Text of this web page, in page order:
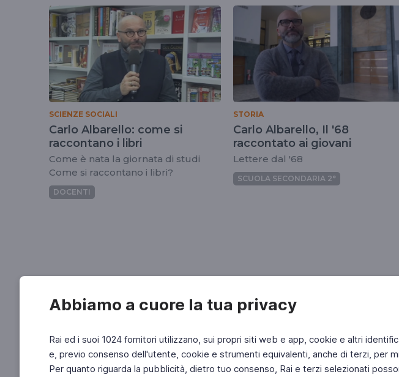
Abbiamo a cuore la tua privacy
Rai ed i suoi 1024 fornitori utilizzano, sui propri siti web e app, cookie e altri
e, previo consenso dell'utente, cookie e strumenti equivalenti, anche di terzi, per
Per quanto riguarda la pubblicità, dietro tuo consenso, Rai e terzi selezionati
tag
carloalbarello
SCIENZE SOCIALI
Carlo Albarello: come si
raccontano i libri
Come è nata la giornata di studi
Come si raccontano i libri?
DOCENTI
STORIA
Carlo Albarello, Il '68
raccontato ai giovani
Lettere dal '68
SCUOLA SECONDARIA 2°